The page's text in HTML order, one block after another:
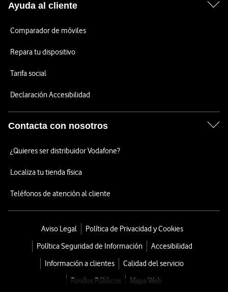
Ayuda al cliente
Comparador de móviles
Repara tu dispositivo
Tarifa social
Declaración Accesibilidad
Contacta con nosotros
¿Quieres ser distribuidor Vodafone?
Localiza tu tienda física
Teléfonos de atención al cliente
Aviso Legal
Política de Privacidad y Cookies
Política Seguridad de Información
Accesibilidad
Información a clientes
Calidad del servicio
Fondos Públicos
Mapa Web